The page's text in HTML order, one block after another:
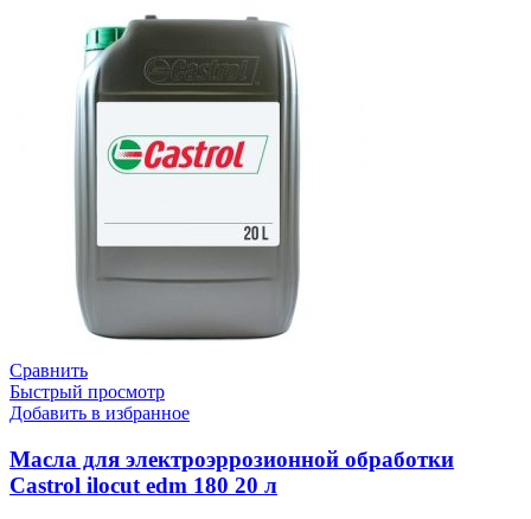
Сравнить
Быстрый просмотр
Добавить в избранное
Масла для электроэррозионной обработки
Castrol ilocut edm 180 20 л